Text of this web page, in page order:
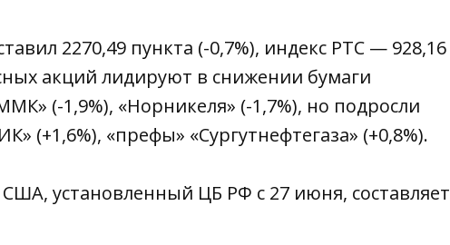
2270,49 пункта (-0,7%), индекс РТС — 928,16
акций лидируют в снижении бумаги
(-1,9%), «Норникеля» (-1,7%), но подросли
(+1,6%), «префы» «Сургутнефтегаза» (+0,8%).
установленный ЦБ РФ с 27 июня, составляет